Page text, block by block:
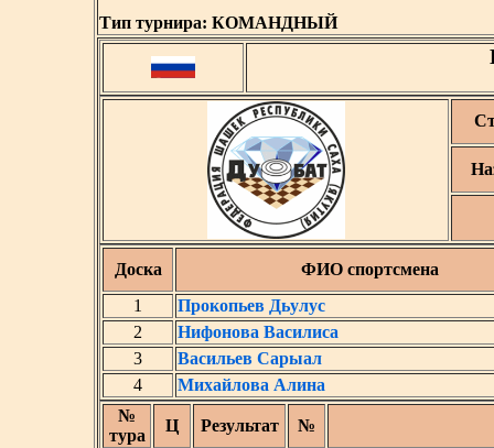
Тип турнира: КОМАНДНЫЙ
Доска
ФИО спортсмена
1
Прокопьев Дьулус
2
Нифонова Василиса
3
Васильев Сарыал
4
Михайлова Алина
№
тура
Ц Результат
№